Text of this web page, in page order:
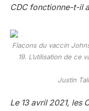
CDC fonctionne-t-il
Flacons du vaccin
19. L’utilisation de ce
Justin
Le 13 avril 2021, les